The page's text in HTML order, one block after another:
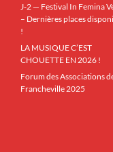
J‑2 — Festival In Femina
– Dernières places
!
LA MUSIQUE C’EST
CHOUETTE EN 2026 !
Forum des Associations
Francheville 2025